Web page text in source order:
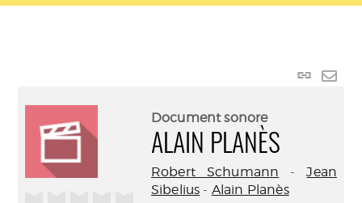
Lien
Document sonore
ALAIN PLANÈS
Robert Schumann -Jean
Sibelius - Alain Planès